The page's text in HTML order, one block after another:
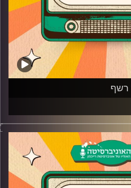
פלאשבק!
ערוץ הילדים לשעבר מדבר על
של פעם לעומת המוזיקה של
ואיך היה לחזור למשפחת